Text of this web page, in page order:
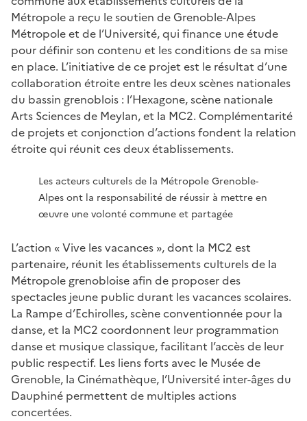
Métropole a reçu le soutien de Grenoble-Alpes
Métropole et de l’Université, qui finance une étude
pour définir son contenu et les conditions de sa mise
en place. L’initiative de ce projet est le résultat d’une
collaboration étroite entre les deux scènes nationales
du bassin grenoblois : l’Hexagone, scène nationale
Arts Sciences de Meylan, et la MC2. Complémentarité
de projets et conjonction d’actions fondent la relation
étroite qui réunit ces deux établissements.
Les acteurs culturels de la Métropole Grenoble-
Alpes ont la responsabilité de réussir à mettre en
œuvre une volonté commune et partagée
L’action « Vive les vacances », dont la MC2 est
partenaire, réunit les établissements culturels de la
Métropole grenobloise afin de proposer des
spectacles jeune public durant les vacances scolaires.
La Rampe d’Echirolles, scène conventionnée pour la
danse, et la MC2 coordonnent leur programmation
danse et musique classique, facilitant l’accès de leur
public respectif. Les liens forts avec le Musée de
Grenoble, la Cinémathèque, l’Université inter-âges du
Dauphiné permettent de multiples actions
concertées.